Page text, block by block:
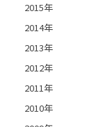
2015年
2014年
2013年
2012年
2011年
2010年